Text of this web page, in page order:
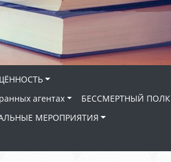
агентах
БЕССМЕРТНЫЙ ПОЛК
МЕРОПРИЯТИЯ